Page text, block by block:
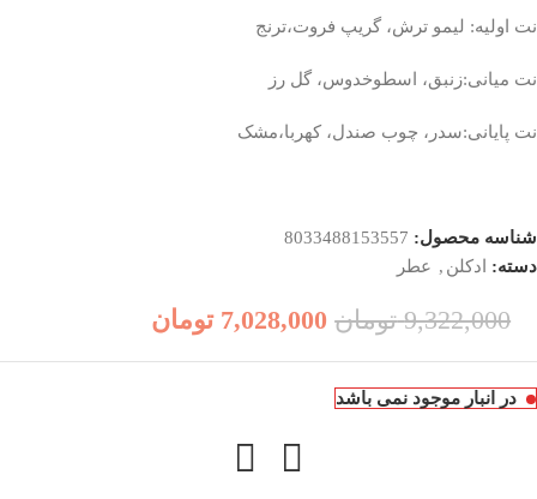
نت اولیه: ليمو ترش، گريپ فروت،ترنج
نت میانی:زنبق، اسطوخدوس، گل رز
نت پایانی:سدر، چوب صندل، کهربا،مشک
شناسه محصول: 8033488153557
دسته: ادکلن , عطر
9,322,000 تومان 7,028,000 تومان
در انبار موجود نمی باشد